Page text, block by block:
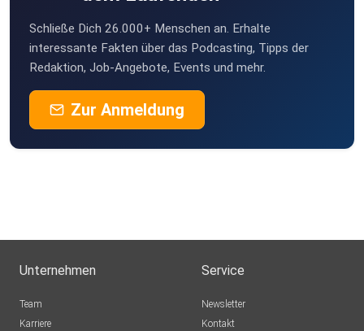
Schließe Dich 26.000+ Menschen an. Erhalte
interessante Fakten über das Podcasting, Tipps der
Redaktion, Job-Angebote, Events und mehr.
Zur Anmeldung
Unternehmen
Team
Karriere
Service
Newsletter
Kontakt